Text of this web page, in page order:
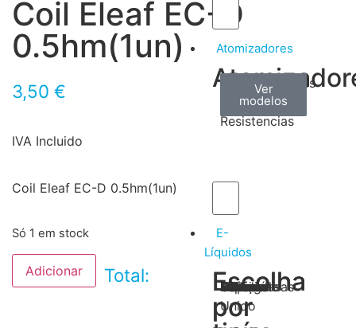
Atomizadores
Claromizadores
Ver
modelos
Reconstruíveis
Ver
modelos
Resistencias
Ver
modelos
E-
Líquidos
Escolha
por
Tabaco
Frutas
Bebidas
Frescos
Sobremesas
Escolha
por
Portugal
Alemanha
USA
Reino
Unido
Canadá
França
Malásia
Filipinas
Espanha
Polónia
Grécia
Coil Eleaf EC-D
0.5hm(1un)
3,50 €
IVA Incluido
Coil Eleaf EC-D 0.5hm(1un)
Só 1 em stock
Adicionar Total: